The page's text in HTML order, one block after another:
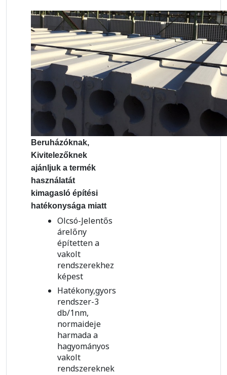
Beruházóknak,
Kivitelezőknek
ajánljuk a termék
használatát
kimagasló építési
hatékonysága miatt
Olcsó-Jelentős
árelőny
építetten a
vakolt
rendszerekhez
képest
Hatékony,gyors
rendszer-3
db/1nm,
normaideje
harmada a
hagyományos
vakolt
rendszereknek